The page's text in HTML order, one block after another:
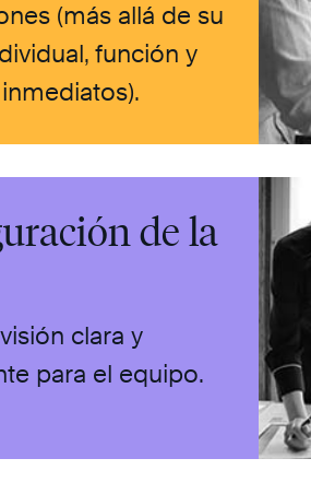
(más allá de su
función y
de la
clara y
para el equipo.